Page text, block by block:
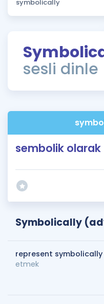
Puan Hesaplama
ÖSYM Sınav
Kampanyalar
İngilizce Gramer
sesli dinle
sembolik olarak
Symbolically
represent symbolically
etmek